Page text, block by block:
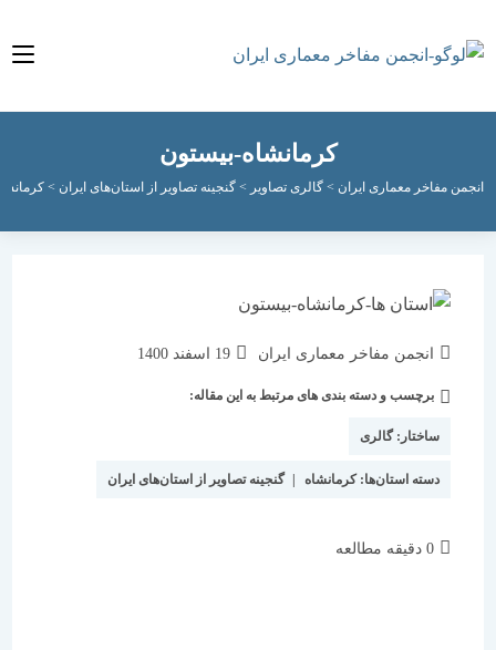
کرمانشاه-بیستون
مفاخر معماری ایران > گالری تصاویر>گنجینه تصاویر از استان‌های ایران> کرمانشاه>
انجمن مفاخر معماری ایران
نوشته
شده
19 اسفند 1400
برچسب و دسته بندی های مرتبط به این مقاله:
ساختار:گالری
دسته استان‌ها:کرمانشاه | گنجینه تصاویر از استان‌های ایران